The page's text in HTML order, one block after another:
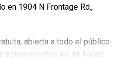
Nikolas Cruz, el autor de
ataque al puente de Crimea
en 1904 N Frontage Rd.,
abierta a todo el público
estos eventos, no se hacen